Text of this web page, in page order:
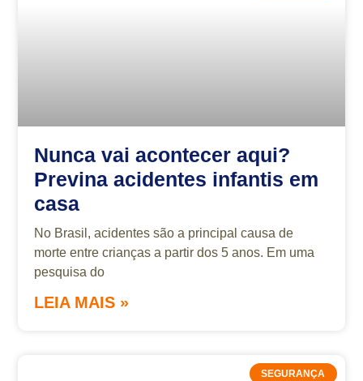
Nunca vai acontecer aqui?
Previna acidentes infantis em
casa
No Brasil, acidentes são a principal causa de
morte entre crianças a partir dos 5 anos. Em uma
pesquisa do
LEIA MAIS »
SEGURANÇA